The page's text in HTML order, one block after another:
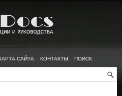
САЙТА КОНТАКТЫ ПОИСК